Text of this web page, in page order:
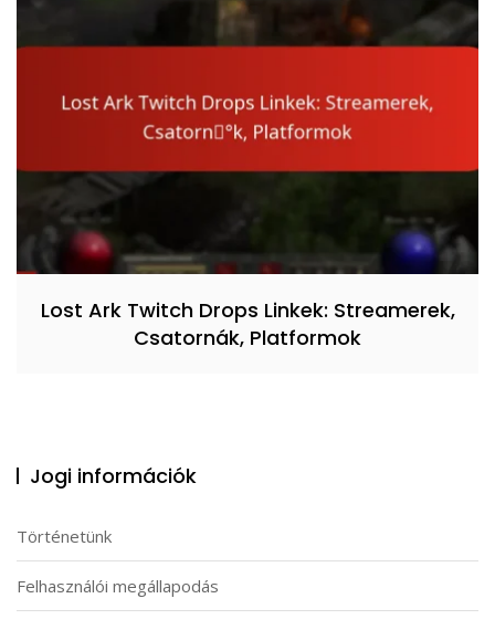
Lost Ark Twitch Drops Linkek: Streamerek,
Csatornák, Platformok
Jogi információk
Történetünk
Felhasználói megállapodás